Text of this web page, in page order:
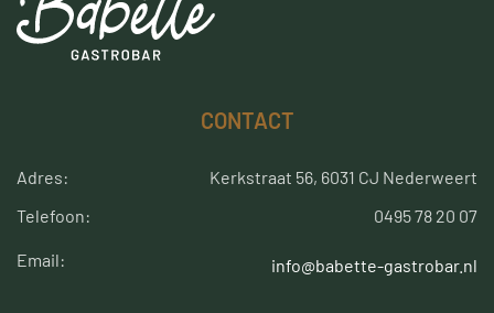
CONTACT
Adres:
Kerkstraat 56, 6031 CJ Nederweert
Telefoon:
0495 78 20 07
Email: info@babette-gastrobar.nl